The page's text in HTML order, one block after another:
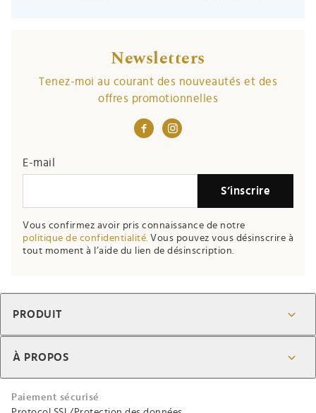
Newsletters
Tenez-moi au courant des nouveautés et des
offres promotionnelles
E-mail
S’inscrire
Vous confirmez avoir pris connaissance de notre
politique de confidentialité. Vous pouvez vous désinscrire à
tout moment à l’aide du lien de désinscription.
PRODUIT
À PROPOS
Paiement sécurisé